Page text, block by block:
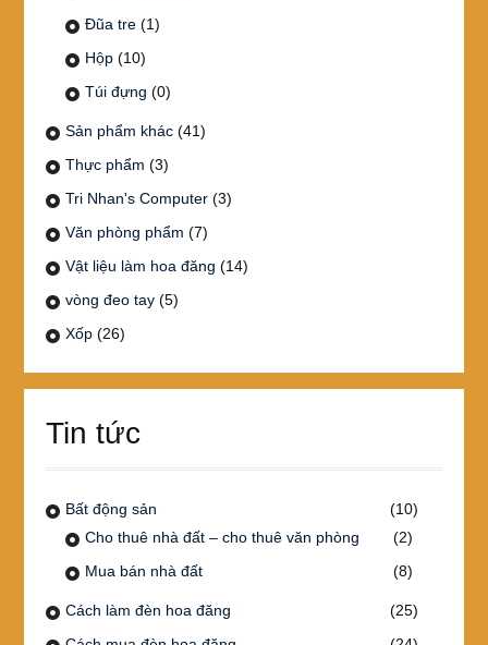
Đũa tre (1)
Hộp (10)
Túi đựng (0)
Sản phẩm khác (41)
Thực phẩm (3)
Tri Nhan's Computer (3)
Văn phòng phẩm (7)
Vật liệu làm hoa đăng (14)
vòng đeo tay (5)
Xốp (26)
Tin tức
Bất động sản
(10)
Cho thuê nhà đất – cho thuê văn phòng
(2)
Mua bán nhà đất
(8)
Cách làm đèn hoa đăng
(25)